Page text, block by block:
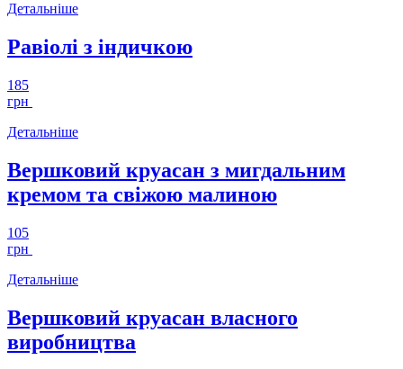
Детальніше
Равіолі з індичкою
185
грн
Детальніше
Вершковий круасан з мигдальним
кремом та свіжою малиною
105
грн
Детальніше
Вершковий круасан власного
виробництва